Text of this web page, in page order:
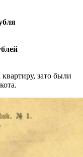
зато были